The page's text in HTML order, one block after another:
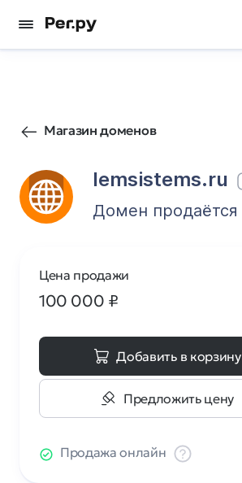
Магазин доменов
lemsistems.ru
Домен продаётся
Цена продажи
100 000 ₽
Добавить в корзину
Предложить цену
Продажа онлайн